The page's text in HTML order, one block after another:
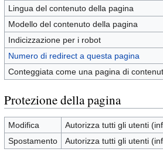
Lingua del contenuto della pagina
Modello del contenuto della pagina
Indicizzazione per i robot
Numero di redirect a questa pagina
Conteggiata come una pagina di
Protezione della pagina
Modifica
Autorizza tutti gli utenti
Spostamento
Autorizza tutti gli utenti